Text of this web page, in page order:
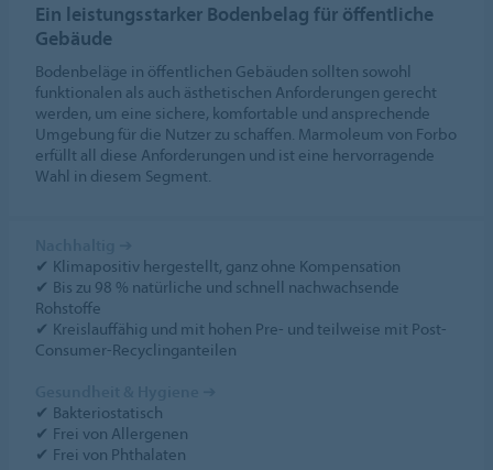
Ein leistungsstarker Bodenbelag für öffentliche
Gebäude
Bodenbeläge in öffentlichen Gebäuden sollten sowohl
funktionalen als auch ästhetischen Anforderungen gerecht
werden, um eine sichere, komfortable und ansprechende
Umgebung für die Nutzer zu schaffen. Marmoleum von Forbo
erfüllt all diese Anforderungen und ist eine hervorragende
Wahl in diesem Segment.
✔ Klimapositiv hergestellt, ganz ohne Kompensation
✔ Bis zu 98 % natürliche und schnell nachwachsende
Rohstoffe
✔ Kreislauffähig und mit hohen Pre- und teilweise mit Post-
Consumer-Recyclinganteilen
✔ Bakteriostatisch
✔ Frei von Allergenen
✔ Frei von Phthalaten